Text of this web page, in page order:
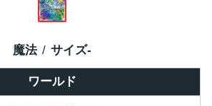
ワールド
魔法 サイズ-